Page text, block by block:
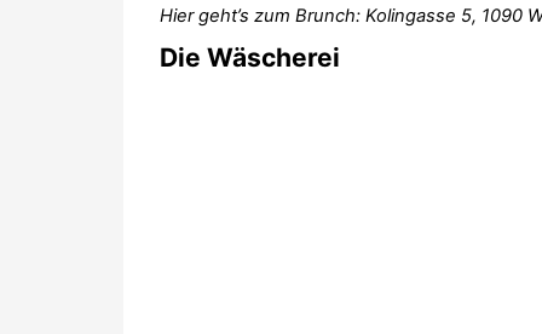
Hier geht’s zum Brunch: Kolingasse 5, 1090
Die Wäscherei